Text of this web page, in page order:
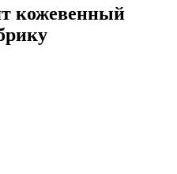
кожевенный